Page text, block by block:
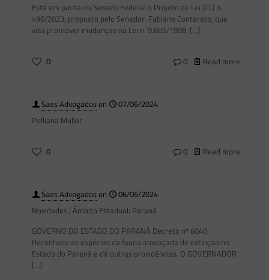
Está em pauta no Senado Federal o Projeto de Lei (PL) n.
496/2023, proposto pelo Senador Fabiano Contarato, que
visa promover mudanças na Lei n. 9.605/1998, […]
0 0 Read more
Saes Advogadoson
07/06/2024
Polliana Muller
0 0 Read more
Saes Advogadoson
06/06/2024
Novidades | Âmbito Estadual: Paraná
GOVERNO DO ESTADO DO PARANÁ Decreto nº 6040
Reconhece as espécies da fauna ameaçada de extinção no
Estado do Paraná e dá outras providências. O GOVERNADOR
[…]